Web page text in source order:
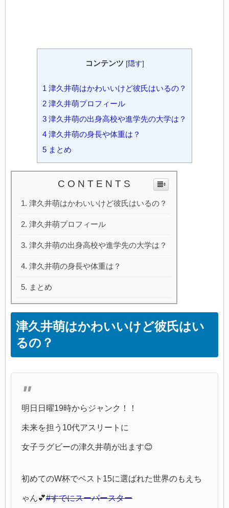
コンテンツ [隠す]
1 津久井萌はかわいいけど彼氏はいるの？
2 津久井萌プロフィール
3 津久井萌の出身高校や進学先の大学は？
4 津久井萌の身長や体重は？
5 まとめ
C O N T E N T S
津久井萌はかわいいけど彼氏はいるの？
津久井萌プロフィール
津久井萌の出身高校や進学先の大学は？
津久井萌の身長や体重は？
まとめ
津久井萌はかわいいけど彼氏はい
るの？
明日日曜19時からジャンク！！
未来を担う10代アスリートに
女子ラグビーの津久井萌が出ます😊
初めてのW杯でベスト15に選ばれた世界のもえち
ゃん💕#すでにスーパースター